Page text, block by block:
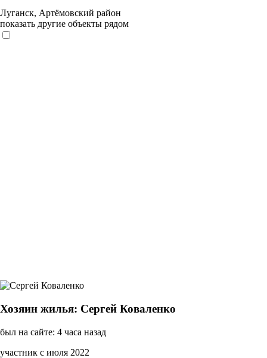
Луганск, Артёмовский район
показать другие объекты рядом
Хозяин жилья: Сергей Коваленко
был на сайте: 4 часа назад
участник с июля 2022